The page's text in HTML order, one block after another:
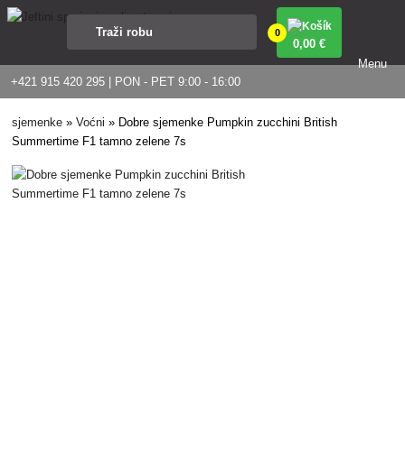
+421 915 420 295 | PON - PET 9:00 - 16:00
0
0,00 €
Menu
sjemenke »Voćni » Dobre sjemenke Pumpkin zucchini British
Summertime F1 tamno zelene 7s